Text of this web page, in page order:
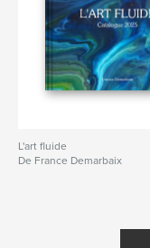
L'art fluide
De France Demarbaix